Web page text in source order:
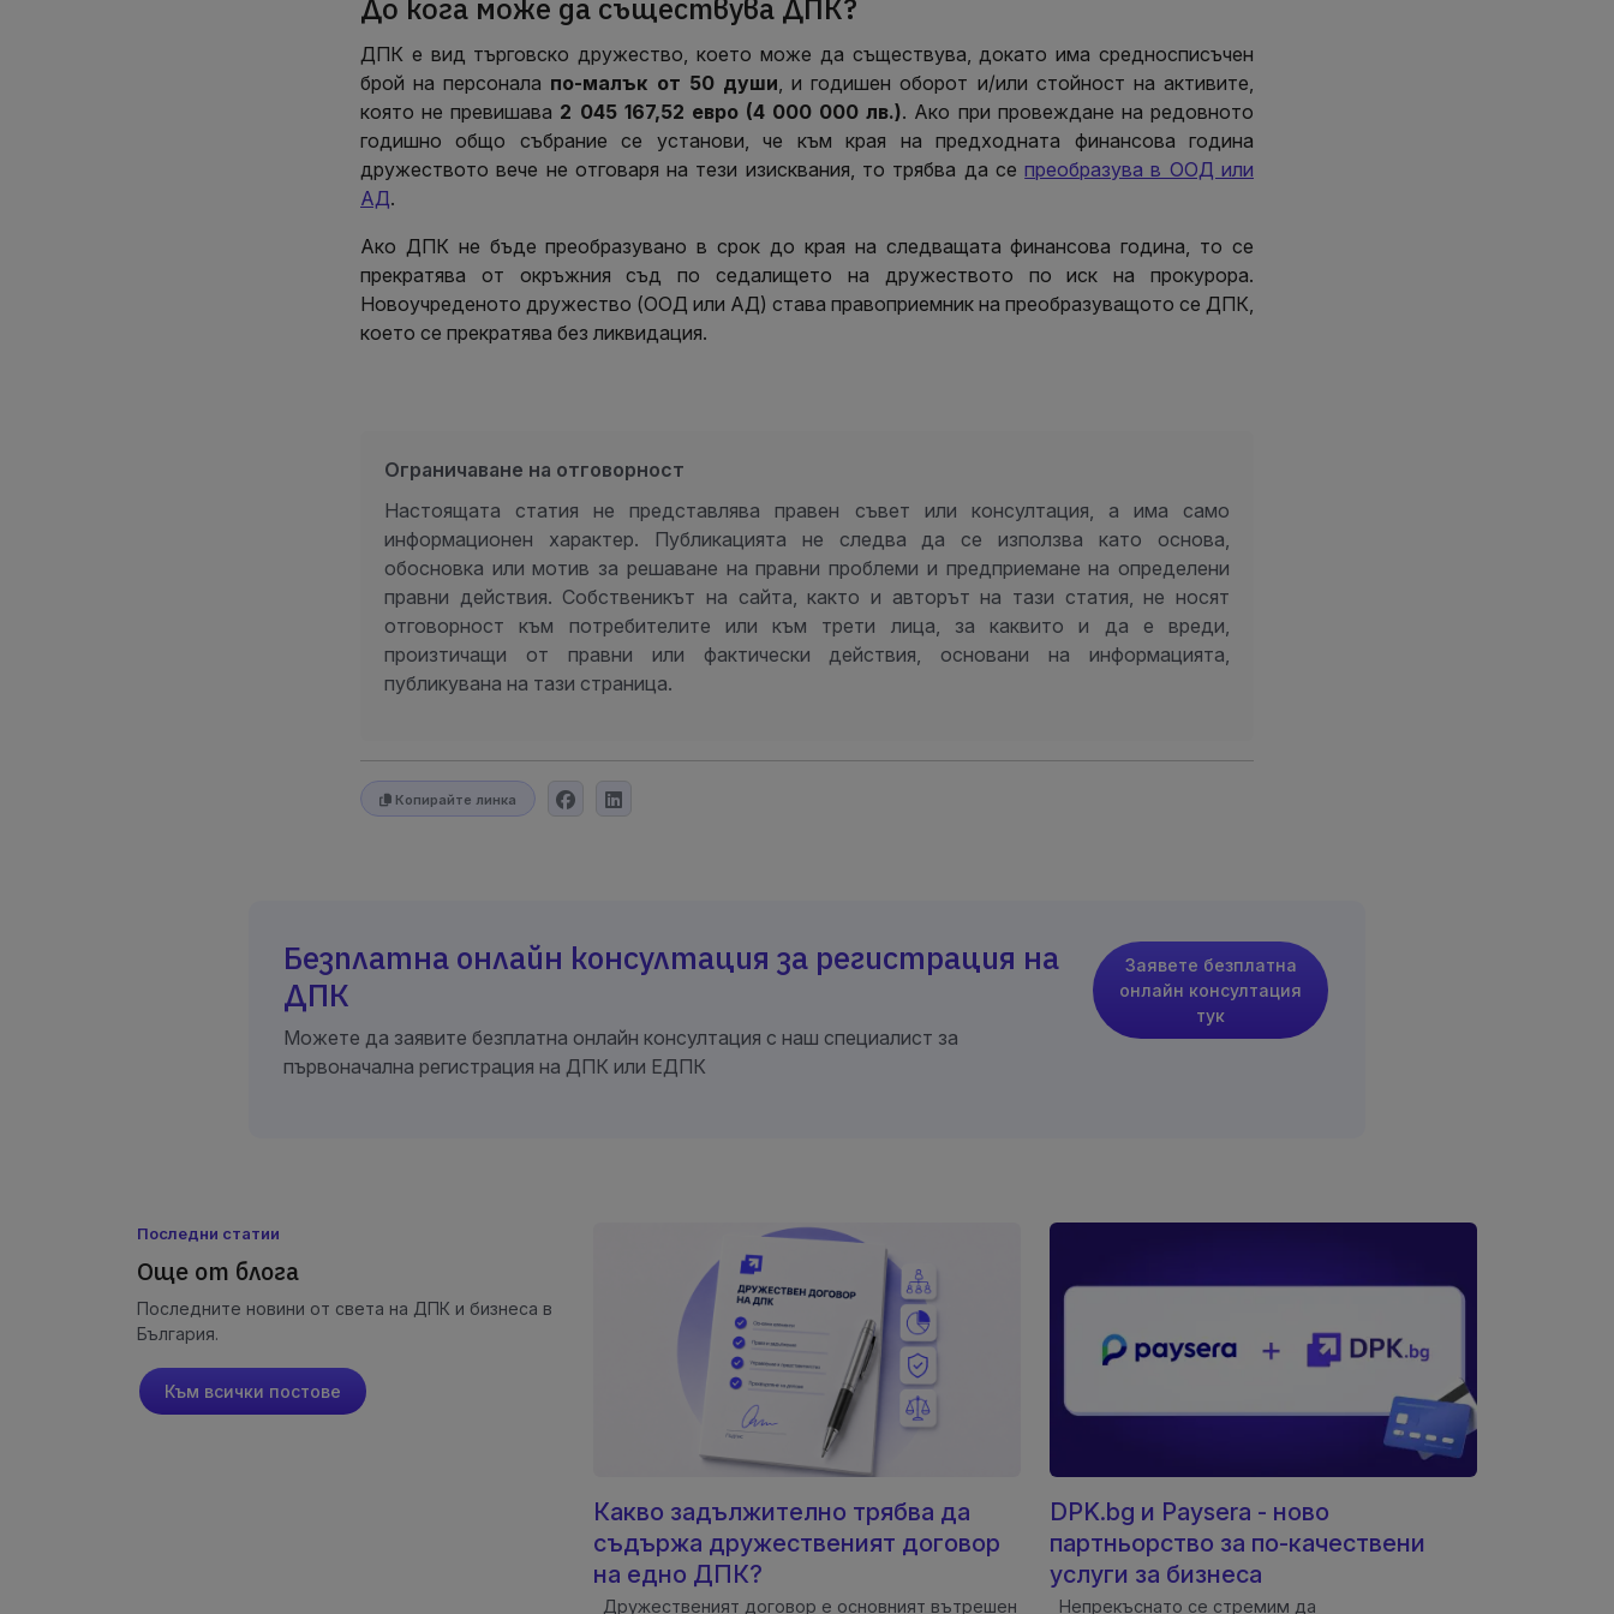
До кога може да съществува ДПК?
ДПК е вид търговско дружество, което може да съществува, докато има средносписъчен
брой на персонала по-малък от 50 души , и годишен оборот и/или стойност на активите,
която не превишава 2 045 167,52 евро (4 000 000 лв.). Ако при провеждане на редовното
годишно общо събрание се установи, че към края на предходната финансова година
дружеството вече не отговаря на тези изисквания, то трябва да сепреобразува в ООД или
АД.
Ако ДПК не бъде преобразувано в срок до края на следващата финансова година, то се
прекратява от окръжния съд по седалището на дружеството по иск на прокурора.
Новоучреденото дружество (ООД или АД) става правоприемник на преобразуващото се ДПК,
което се прекратява без ликвидация.
Ограничаване на отговорност
Настоящата статия не представлява правен съвет или консултация, а има само
информационен характер. Публикацията не следва да се използва като основа,
обосновка или мотив за решаване на правни проблеми и предприемане на определени
правни действия. Собственикът на сайта, както и авторът на тази статия, не носят
отговорност към потребителите или към трети лица, за каквито и да е вреди,
произтичащи от правни или фактически действия, основани на информацията,
публикувана на тази страница.
Копирайте линка
Безплатна онлайн консултация за регистрация на
ДПК
Можете да заявите безплатна онлайн консултация с наш специалист за
първоначална регистрация на ДПК или ЕДПК
Заявете безплатна
онлайн консултация
тук
Последни статии
Още от блога
Последните новини от света на ДПК и бизнеса в
България.
Към всички постове
Какво задължително трябва да
съдържа дружественият договор
на едно ДПК?
Дружественият договор е основният вътрешен
DPK.bg и Paysera - ново
партньорство за по-качествени
услуги за бизнеса
Непрекъснато се стремим да